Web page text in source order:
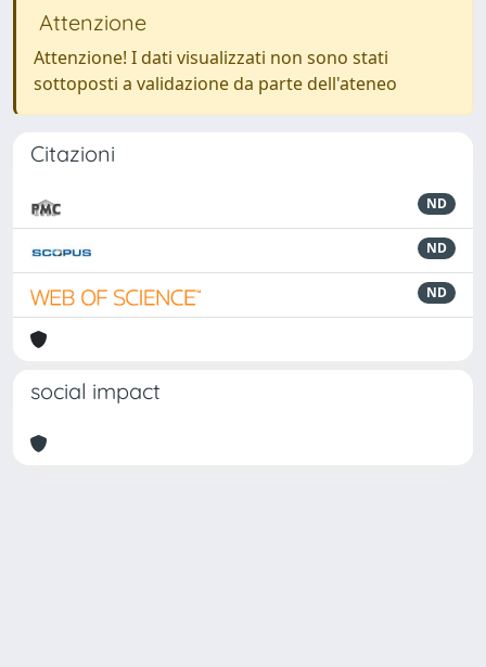
Attenzione
Attenzione! I dati visualizzati non sono stati
sottoposti a validazione da parte dell'ateneo
Citazioni
ND
ND
ND
social impact